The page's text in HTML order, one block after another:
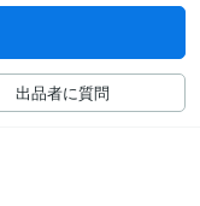
出品者に質問